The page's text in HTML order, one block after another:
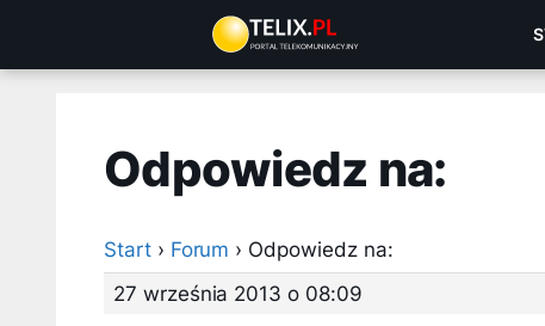
treści
Odpowiedz na:
Start › Forum › Odpowiedz na:
27 września 2013 o 08:09